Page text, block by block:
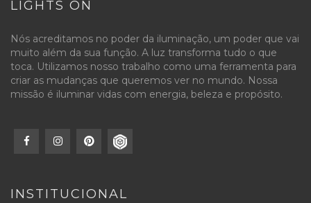
LIGHTS ON
Nós acreditamos no poder da iluminação, um poder que vai
muito além da sua função. A luz transforma tudo o que
toca. Utilizamos nosso trabalho como uma ferramenta para
criar as mudanças que queremos ver no mundo. Nossa
missão é iluminar vidas com energia, beleza e propósito.
INSTITUCIONAL